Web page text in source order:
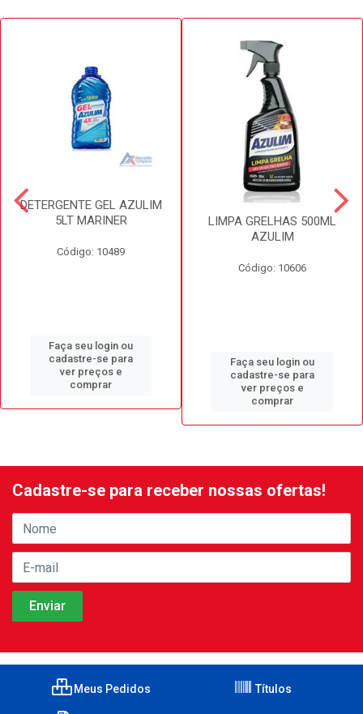
DETERGENTE GEL AZULIM
5LT MARINER
Código: 10489
Faça seu login ou
cadastre-se para
ver preços e
comprar
LIMPA GRELHAS 500ML
AZULIM
Código: 10606
Faça seu login ou
cadastre-se para
ver preços e
comprar
Cadastre-se para receber nossas ofertas!
Meus Pedidos Títulos